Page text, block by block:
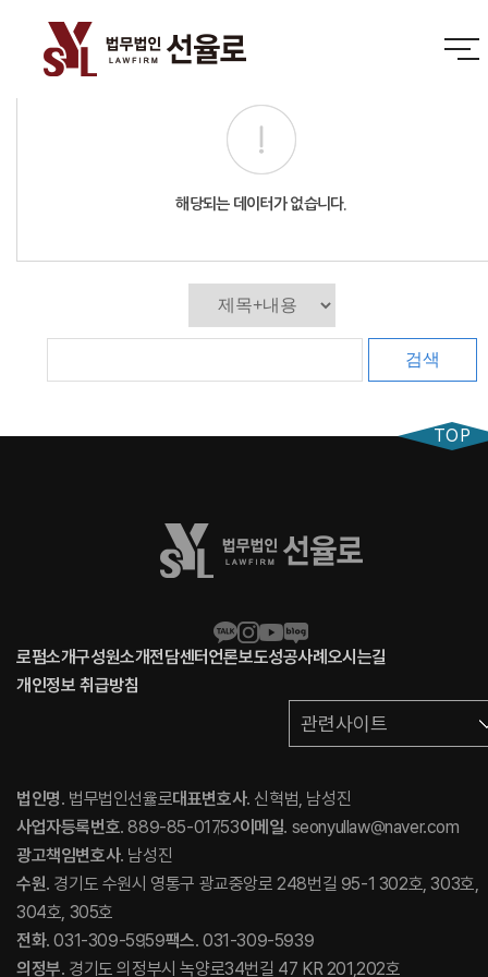
해당되는 데이터가 없습니다.
검색
로펌소개구성원소개전담센터언론보도성공사례 오시는길
개인정보 취급방침
관련사이트
법인명. 법무법인선율로대표변호사. 신혁범, 남성진
사업자등록번호. 889-85-01753이메일. seonyullaw@naver.com
광고책임변호사. 남성진
수원. 경기도 수원시 영통구 광교중앙로 248번길 95-1 302호, 303호,
304호, 305호
전화. 031-309-5959팩스. 031-309-5939
의정부. 경기도 의정부시 녹양로34번길 47 KR 201,202호
TOP